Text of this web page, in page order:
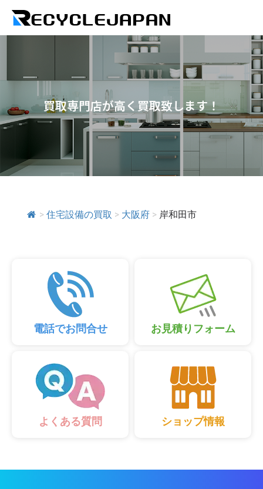
買取専門店が高く買取致します！
> 住宅設備の買取 > 大阪府 > 岸和田市
電話でお問合せ お見積りフォーム
よくある質問 ショップ情報